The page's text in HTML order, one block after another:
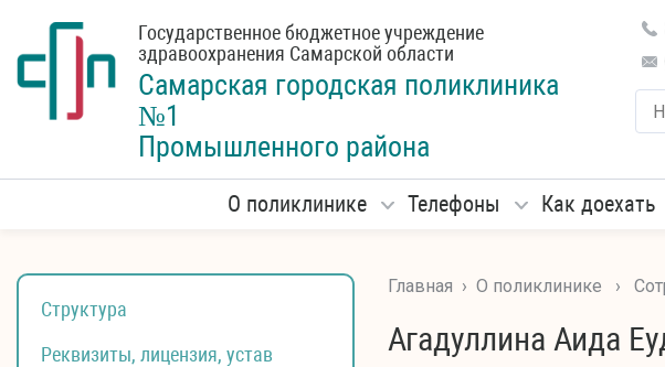
Государственное бюджетное учреждение
здравоохранения Самарской области
Самарская городская поликлиника
№1
Промышленного района
О поликлинике Телефоны Как доехать
Структура
Реквизиты, лицензия, устав
Главная › О поликлинике ›
Агадуллина Аида